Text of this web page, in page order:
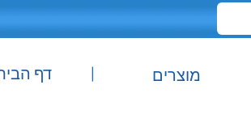
| דף מוצרים